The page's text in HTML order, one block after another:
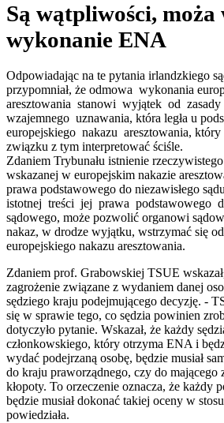
Są wątpliwości,
wykonanie ENA
Odpowiadając na te pytania irlandzkiego
przypomniał, że odmowa wykonania
aresztowania stanowi wyjątek od zasady
wzajemnego uznawania, która legła u
europejskiego nakazu aresztowania,
związku z tym interpretować ściśle.
Zdaniem Trybunału istnienie
wskazanej w europejskim nakazie
prawa podstawowego do niezawisłego
istotnej treści jej prawa podstawowego
sądowego, może pozwolić organowi
nakaz, w drodze wyjątku, wstrzymać się
europejskiego nakazu aresztowania.
Zdaniem prof. Grabowskiej TSUE
zagrożenie związane z wydaniem danej
sędziego kraju podejmującego decyzję. -
się w sprawie tego, co sędzia powinien
dotyczyło pytanie. Wskazał, że każdy
członkowskiego, który otrzyma ENA i
wydać podejrzaną osobę, będzie musiał
do kraju praworządnego, czy do mającego
kłopoty. To orzeczenie oznacza, że każdy
będzie musiał dokonać takiej oceny w
powiedziała.